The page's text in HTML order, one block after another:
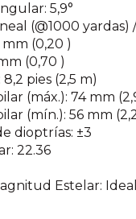
5,9°
(@1000 yardas)
(0,20 )
(0,70 )
pies (2,5 m)
(máx.): 74 mm
(mín.): 56 mm
dioptrías: ±3
22.36
Estelar: